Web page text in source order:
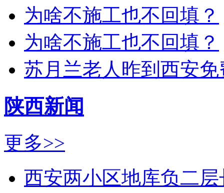
为啥不施工也不回填？
为啥不施工也不回填？
苏月兰老人昨到西安
陕西新闻
更多>>
西安两小区地库负二